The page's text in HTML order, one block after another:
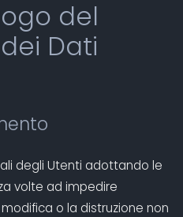
del
Dati
degli Utenti adottando le
volte ad impedire
o la distruzione non